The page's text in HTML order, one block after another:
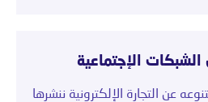
الإجتماعية
عن التجارة الإلكترونية ننشرها